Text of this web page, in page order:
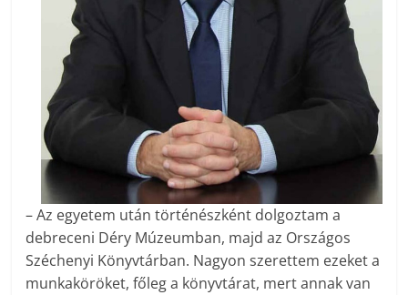
– Az egyetem után történészként dolgoztam a
debreceni Déry Múzeumban, majd az Országos
Széchenyi Könyvtárban. Nagyon szerettem ezeket a
munkaköröket, főleg a könyvtárat, mert annak van